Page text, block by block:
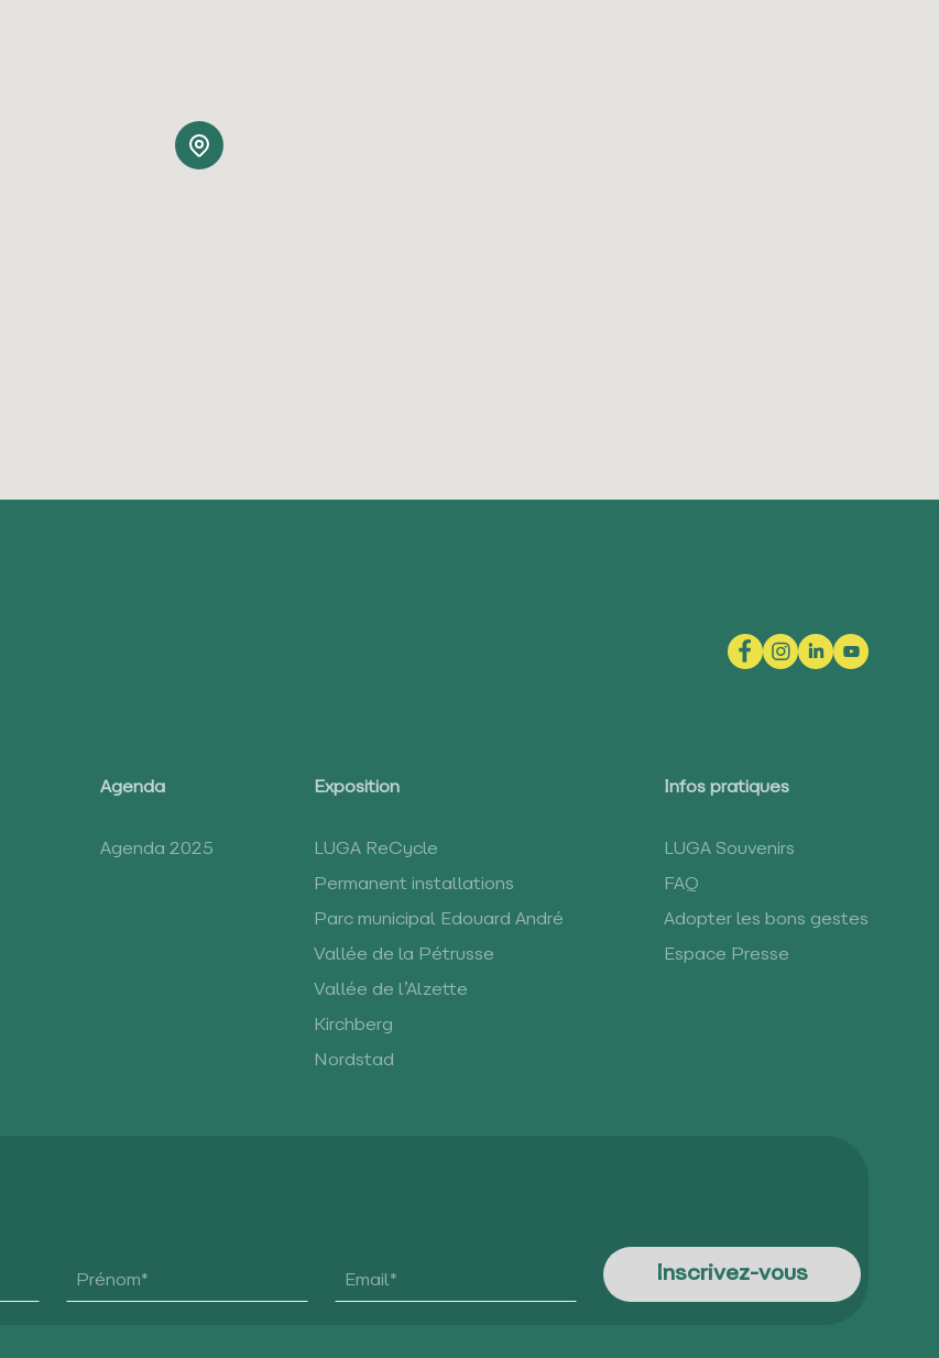
Agenda
Agenda 2025
Exposition
LUGA ReCycle
Permanent installations
Parc municipal Edouard André
Vallée de la Pétrusse
Vallée de l’Alzette
Kirchberg
Nordstad
Infos pratiques
LUGA Souvenirs
FAQ
Adopter les bons gestes
Espace Presse